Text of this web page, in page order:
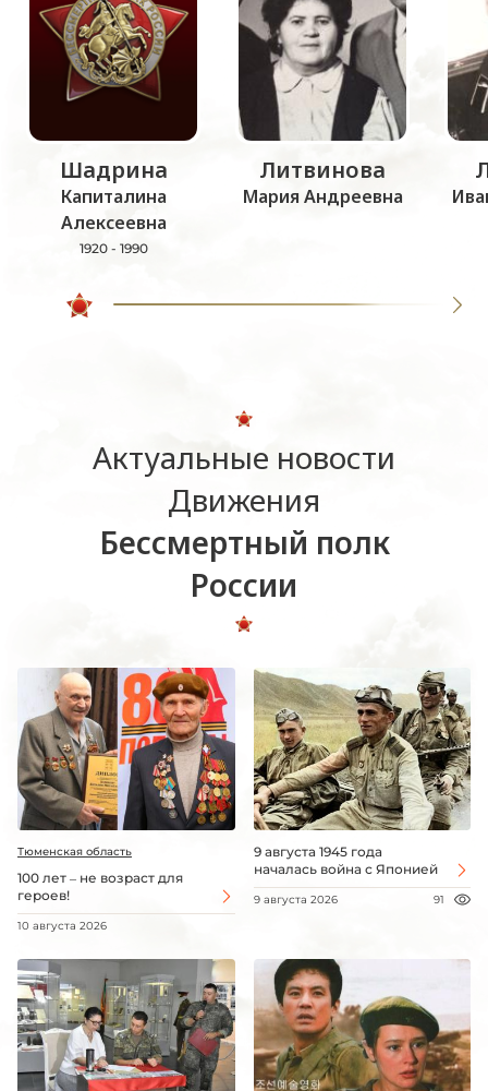
Шадрина
Капиталина
Алексеевна
1920 - 1990
Литвинова
Мария Андреевна
Актуальные новости
Движения
Бессмертный полк
России
Тюменская область
100 лет – не возраст для
героев!
10 августа 2026
9 августа 1945 года
началась война с Японией
9 августа 2026 91